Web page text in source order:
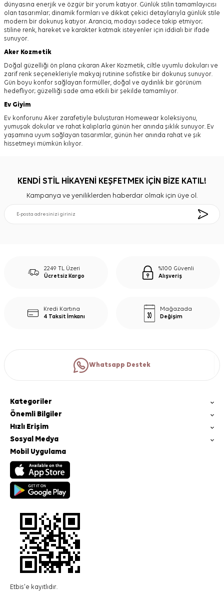
dünyasına enerjik ve özgür bir yorum katıyor. Günlük stilin tamamlayıcısı
olan tasarımlar; dinamik formları ve dikkat çekici detaylarıyla günlük stile
modern bir dokunuş katıyor. Arancia, modayı sadece takip etmiyor;
stiline renk, hareket ve karakter katmak isteyenler için iddialı bir ifade
sunuyor.
Aker Kozmetik
Doğal güzelliği ön plana çıkaran Aker Kozmetik, ciltle uyumlu dokuları ve
zarif renk seçenekleriyle makyaj rutinine sofistike bir dokunuş sunuyor.
Gün boyu konfor sağlayan formüller, doğal ve aydınlık bir görünüm
hedefliyor; güzelliği sade ama etkili bir şekilde tamamlıyor.
Ev Giyim
Ev konforunu Aker zarafetiyle buluşturan Homewear koleksiyonu,
yumuşak dokular ve rahat kalıplarla günün her anında şıklık sunuyor. Ev
yaşamına uyum sağlayan tasarımlar, günün her anında rahat ve şık
hissetmeyi mümkün kılıyor.
KENDİ STİL HİKAYENİ KEŞFETMEK İÇİN BİZE KATIL!
Kampanya ve yeniliklerden haberdar olmak için üye ol.
2249 TL Üzeri
Ücretsiz Kargo
%100 Güvenli
Alışveriş
Kredi Kartına
4 Taksit İmkanı
Mağazada
Değişim
Whatsapp Destek
Kategoriler
Önemli Bilgiler
Hızlı Erişim
Sosyal Medya
Mobil Uygulama
Etbis'e kayıtlıdır.